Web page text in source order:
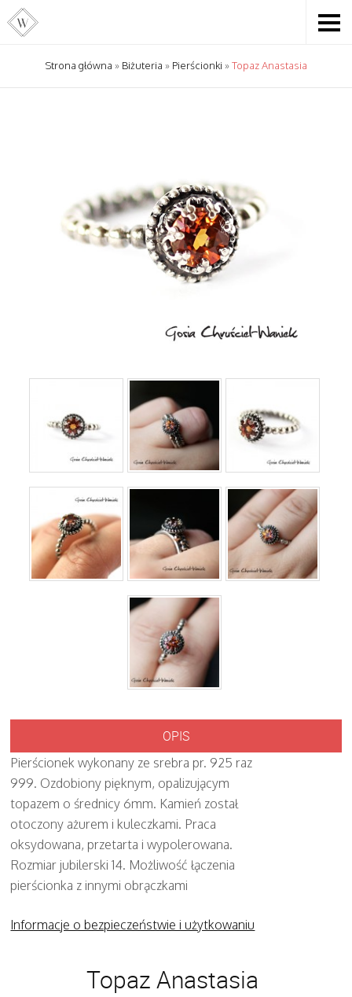
Strona główna » Biżuteria » Pierścionki »Topaz Anastasia
OPIS
Pierścionek wykonany ze srebra pr. 925 raz
999. Ozdobiony pięknym, opalizującym
topazem o średnicy 6mm. Kamień został
otoczony ażurem i kuleczkami. Praca
oksydowana, przetarta i wypolerowana.
Rozmiar jubilerski 14. Możliwość łączenia
pierścionka z innymi obrączkami
Informacje o bezpieczeństwie i użytkowaniu
Topaz Anastasia